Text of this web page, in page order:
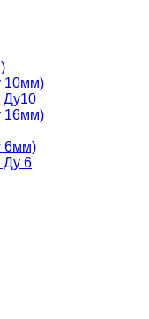
10мм)
Ду10
16мм)
6мм)
Ду 6